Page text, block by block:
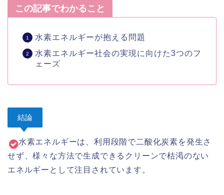
この記事でわかること
水素エネルギーが抱える問題
水素エネルギー社会の実現に向けた3つのフ
ェーズ
結論
水素エネルギーは、利用段階で二酸化炭素を発生さ
せず、様々な方法で生成できるクリーンで枯渇のない
エネルギーとして注目されています。